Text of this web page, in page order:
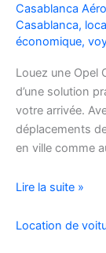
Casablanca
Casablanca,
économique,
Louez une Opel
d’une solution
votre arrivée.
déplacements
en ville comme
Location
Corsa
Lire la suite »
Location de